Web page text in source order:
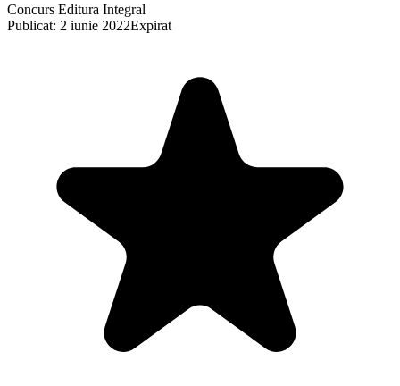
Concurs Editura Integral
Publicat: 2 iunie 2022Expirat